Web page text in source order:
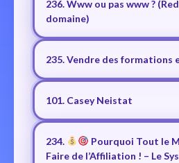
236. Www ou pas www ?
domaine)
235. Vendre des formations
101. Casey Neistat
234.
Pourquoi Tout le
Faire de l’Affiliation ! – Le